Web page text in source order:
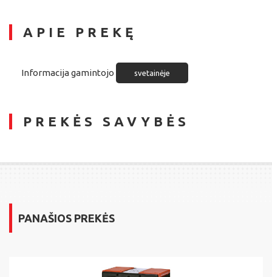
APIE PREKĘ
Informacija gamintojo svetainėje
PREKĖS SAVYBĖS
PANAŠIOS PREKĖS